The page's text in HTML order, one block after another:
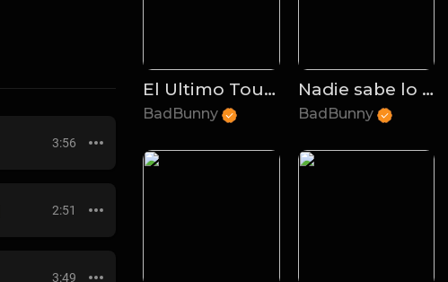
3:56
2:51
3:49
El Ultimo Tour Del Mundo
BadBunny
Nadie sabe lo que va a pasar mañana
BadBunny